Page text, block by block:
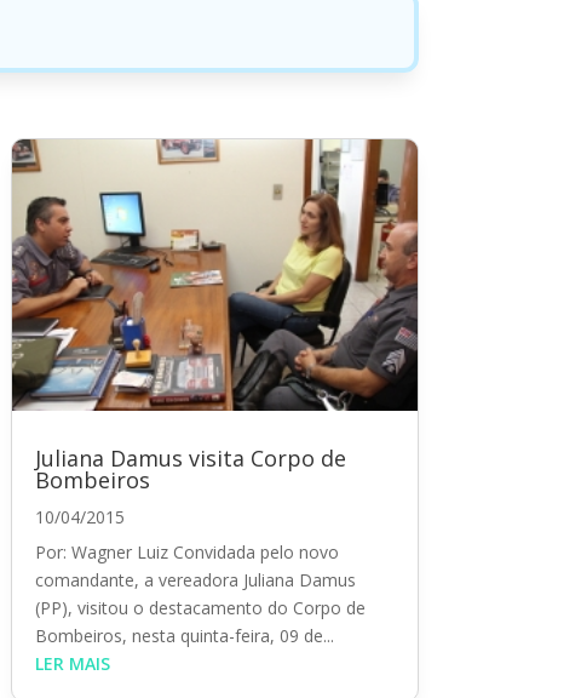
Juliana Damus visita Corpo de
Bombeiros
10/04/2015
Por: Wagner Luiz Convidada pelo novo
comandante, a vereadora Juliana Damus
(PP), visitou o destacamento do Corpo de
Bombeiros, nesta quinta-feira, 09 de...
LER MAIS